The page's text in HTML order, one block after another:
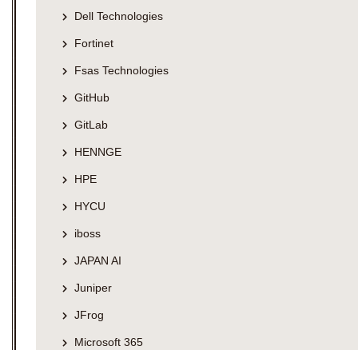
Dell Technologies
Fortinet
Fsas Technologies
GitHub
GitLab
HENNGE
HPE
HYCU
iboss
JAPAN AI
Juniper
JFrog
Microsoft 365